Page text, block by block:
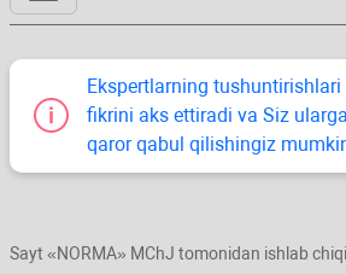
Ekspertlarning
fikrini aks ettiradi va Siz
qaror qabul qilishingiz
Sayt «NORMA» MChJ tomonidan ishlab